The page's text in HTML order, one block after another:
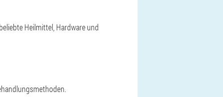
Heilmittel, Hardware und